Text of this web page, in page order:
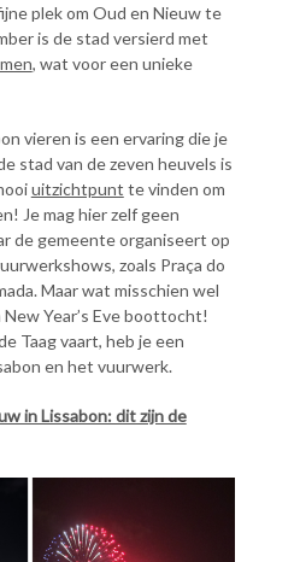
plek om Oud en Nieuw te
is de stad versierd met
, wat voor een unieke
vieren is een ervaring die je
stad van de zeven heuvels is
uitzichtpunt te vinden om
Je mag hier zelf geen
de gemeente organiseert op
zoals Praça do
Maar wat misschien wel
Year’s Eve boottocht!
Taag vaart, heb je een
en het vuurwerk.
in Lissabon: dit zijn de